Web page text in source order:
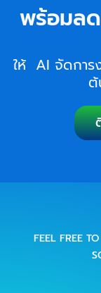
พร้อมล
ให้ AI จัดการ
ต้
FEEL FREE